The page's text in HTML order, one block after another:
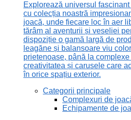
Explorează universul
cu colecția noastră
joacă, unde fiecare loc în aer
tărâm al aventurii și veseliei
dispoziție o gamă largă de
leagăne și balansoare viu
prietenoase, până la
creativitatea și carusele care
în orice spațiu exterior.
Categorii principale
Complexuri de
Echipamente de